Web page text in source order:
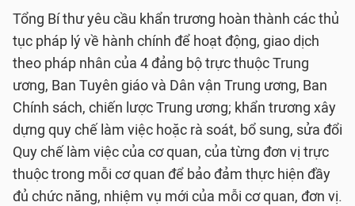
Tổng Bí thư yêu cầu khẩn trương hoàn thành các thủ
tục pháp lý về hành chính để hoạt động, giao dịch
theo pháp nhân của 4 đảng bộ trực thuộc Trung
ương, Ban Tuyên giáo và Dân vận Trung ương, Ban
Chính sách, chiến lược Trung ương; khẩn trương xây
dựng quy chế làm việc hoặc rà soát, bổ sung, sửa đổi
Quy chế làm việc của cơ quan, của từng đơn vị trực
thuộc trong mỗi cơ quan để bảo đảm thực hiện đầy
đủ chức năng, nhiệm vụ mới của mỗi cơ quan, đơn vị.